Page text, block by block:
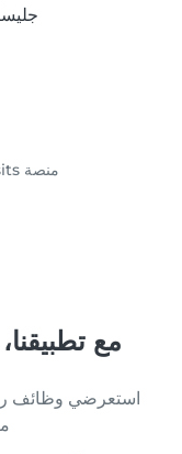
منصة Babysits مجانية لجليسات الأطفال!
مع
استعرضي وظائف